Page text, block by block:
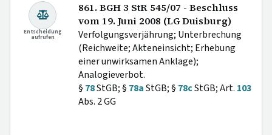
Entscheidung
aufrufen
861. BGH 3 StR 545/07 - Beschluss
vom 19. Juni 2008 (LG Duisburg)
Verfolgungsverjährung; Unterbrechung
(Reichweite; Akteneinsicht; Erhebung
einer unwirksamen Anklage);
Analogieverbot.
§ 78StGB; § 78aStGB; § 78cStGB; Art. 103
Abs. 2 GG